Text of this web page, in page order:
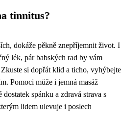
tinnitus?
dokáže pěkně znepříjemnit život. I
lék, pár babských rad by vám
si dopřát klid a ticho, vyhýbejte
Pomoci může i jemná masáž
spánku a zdravá strava s
lidem ulevuje i poslech